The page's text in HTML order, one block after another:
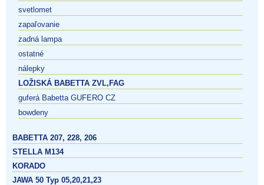
svetlomet
zapaľovanie
zadná lampa
ostatné
nálepky
LOŽISKÁ BABETTA ZVL,FAG
guferá Babetta GUFERO CZ
bowdeny
BABETTA 207, 228, 206
STELLA M134
KORADO
JAWA 50 Typ 05,20,21,23